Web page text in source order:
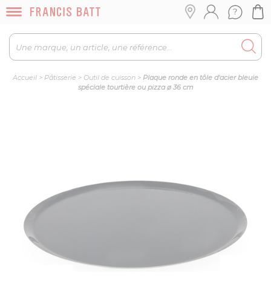
Accueil > Pâtisserie > Outil de cuisson > Plaque ronde en tôle d'acier bleuie
spéciale tourtière ou pizza ø 36 cm